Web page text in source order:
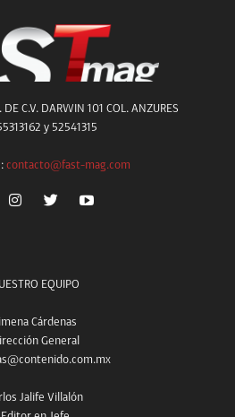
C.V. DARWIN 101 COL. ANZURES
y 52541315
contacto@fast-mag.com
EQUIPO
Cárdenas
General
Jalife Villalón